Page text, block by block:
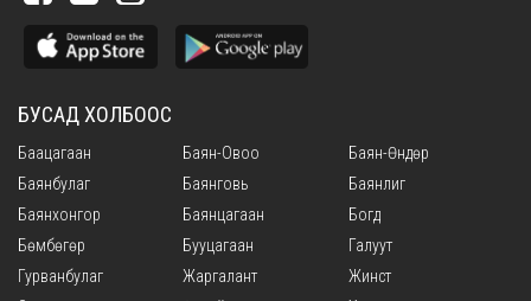
БУСАД ХОЛБООС
Баацагаан Баян-Овоо
Баян-Өндөр
Баянбулаг
Баянговь
Баянлиг
Баянхонгор
Баянцагаан
Богд
Бөмбөгөр
Бууцагаан
Галуут
Гурванбулаг
Жаргалант
Жинст